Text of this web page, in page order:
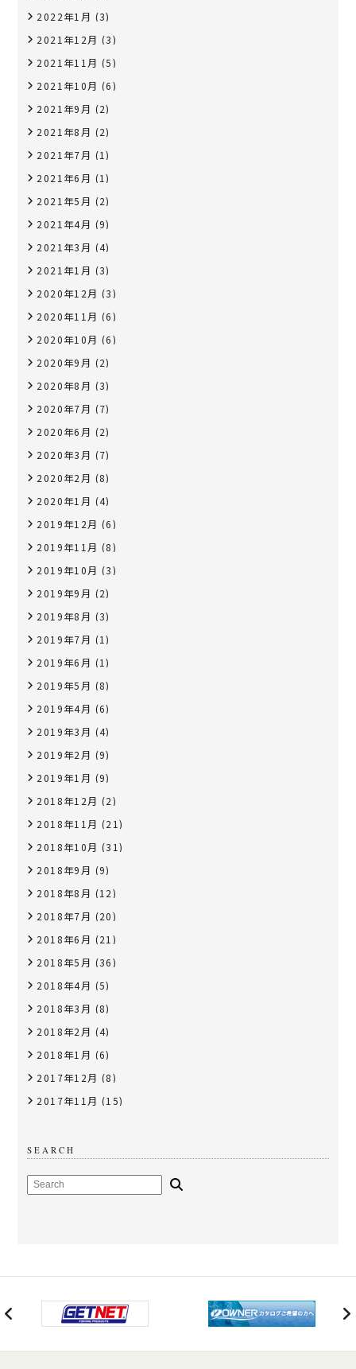
2022年1月 (3)
2021年12月 (3)
2021年11月 (5)
2021年10月 (6)
2021年9月 (2)
2021年8月 (2)
2021年7月 (1)
2021年6月 (1)
2021年5月 (2)
2021年4月 (9)
2021年3月 (4)
2021年1月 (3)
2020年12月 (3)
2020年11月 (6)
2020年10月 (6)
2020年9月 (2)
2020年8月 (3)
2020年7月 (7)
2020年6月 (2)
2020年3月 (7)
2020年2月 (8)
2020年1月 (4)
2019年12月 (6)
2019年11月 (8)
2019年10月 (3)
2019年9月 (2)
2019年8月 (3)
2019年7月 (1)
2019年6月 (1)
2019年5月 (8)
2019年4月 (6)
2019年3月 (4)
2019年2月 (9)
2019年1月 (9)
2018年12月 (2)
2018年11月 (21)
2018年10月 (31)
2018年9月 (9)
2018年8月 (12)
2018年7月 (20)
2018年6月 (21)
2018年5月 (36)
2018年4月 (5)
2018年3月 (8)
2018年2月 (4)
2018年1月 (6)
2017年12月 (8)
2017年11月 (15)
SEARCH